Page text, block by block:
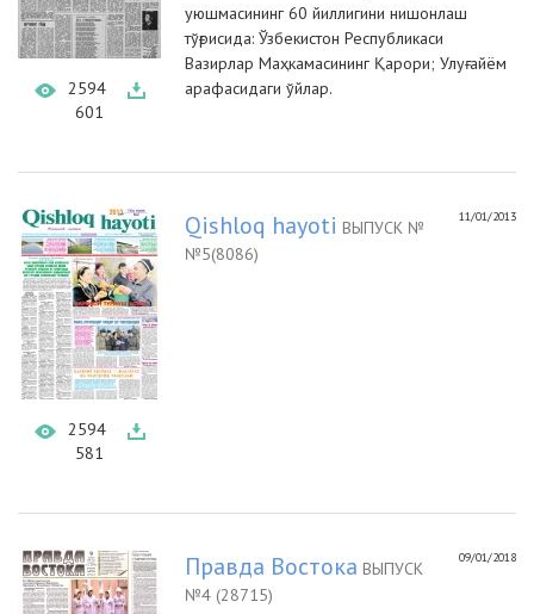
2594
601
уюшмасининг 60 йиллигини нишонлаш
тўғрисида: Ўзбекистон Республикаси
Вазирлар Маҳкамасининг Қарори; Улуғ айём
арафасидаги ўйлар.
2594
581
11/01/2013
Qishloq hayoti ВЫПУСК №
№5(8086)
09/01/2018
Правда Востока ВЫПУСК
№4 (28715)